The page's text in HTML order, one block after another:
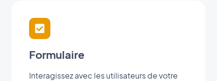
Formulaire
Interagissez avec les utilisateurs de votre